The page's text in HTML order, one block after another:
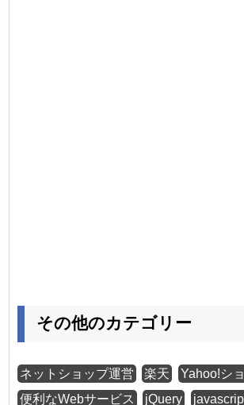
その他のカテゴリー
ネットショップ運営 楽天
Yahoo!シ
便利なWebサービス
jQuery